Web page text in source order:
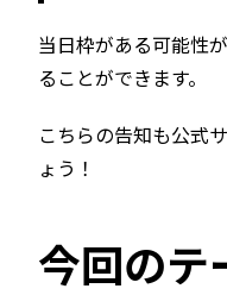
当日枠がある可能性
ることができます。
こちらの告知も公式
ょう！
今回のテ